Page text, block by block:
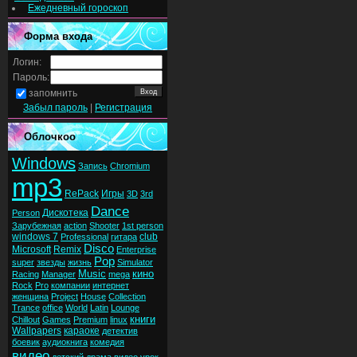
Ежедневный гороскоп
Форма входа
Логин:
Пароль:
запомнить
Забыл пароль
Регистрация
Облочкоо
Windows Запись Chromium
mp3 RePack Игры 3D 3rd
Person Дискотека Dance
Зарубежная action Shooter 1st person
windows 7 Professional гитара club
Microsoft Remix Disco Enterprise
super звезды жизнь Pop Simulator
Racing Manager Music mega кино
Rock Pro компании интернет
женщина Project House Collection
Trance office World Latin Lounge
Chillout Games Premium linux книги
Wallpapers караоке детектив
боевик аудиокнига комедия